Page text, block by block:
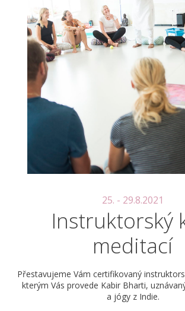
25. - 29.8.2021
Instruktorský
meditací
Přestavujeme Vám certifikovaný
kterým Vás provede Kabir Bharti,
a jógy z Indie.